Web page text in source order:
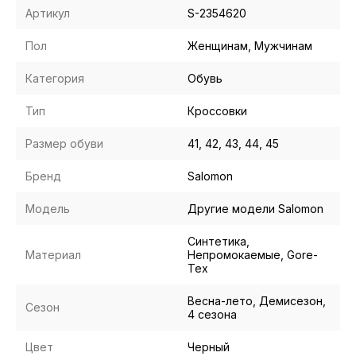
Артикул S-2354620
Пол Женщинам, Мужчинам
Категория Обувь
Тип Кроссовки
Размер обуви 41, 42, 43, 44, 45
Бренд Salomon
Модель Другие модели Salomon
Материал
Синтетика,
Непромокаемые, Gore-
Tex
Сезон
Весна-лето, Демисезон,
4 сезона
Цвет Черный